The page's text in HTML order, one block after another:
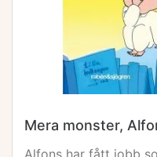
Mera monster,
Alfons har fått jobb